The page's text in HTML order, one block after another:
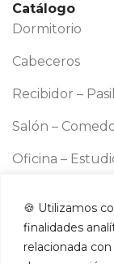
🍪 Utilizamos
finalidades
relacionada
Catálogo
Dormitorio
Cabeceros
Recibidor –
Salón –
Oficina –
Información
Aviso legal